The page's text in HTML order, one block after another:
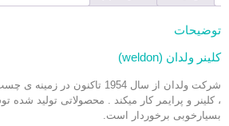
توضیحات
کلینر ولدان (weldon)
، کلینر و پرایمر کار میکند . محصولاتی تولید
بسیارخوبی برخوردار است.